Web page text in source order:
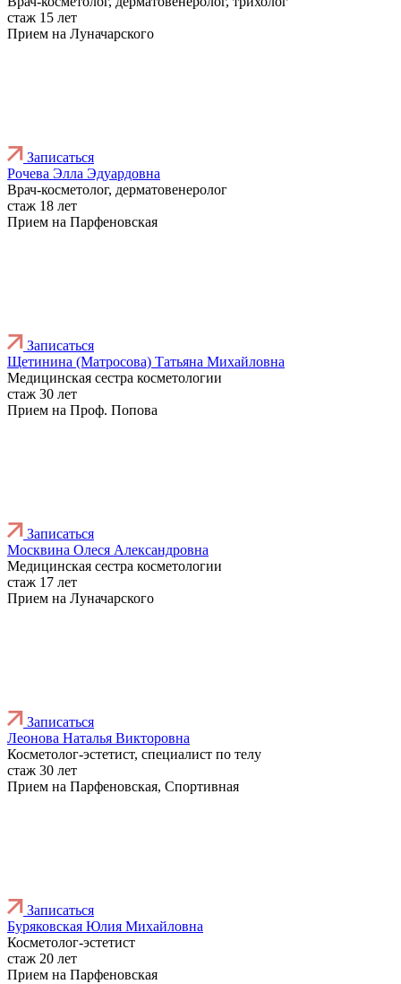
стаж 15 лет
Прием на Луначарского
Записаться
Рочева Элла Эдуардовна
Врач-косметолог, дерматовенеролог
стаж 18 лет
Прием на Парфеновская
Записаться
Щетинина (Матросова) Татьяна Михайловна
Медицинская сестра косметологии
стаж 30 лет
Прием на Проф. Попова
Записаться
Москвина Олеся Александровна
Медицинская сестра косметологии
стаж 17 лет
Прием на Луначарского
Записаться
Леонова Наталья Викторовна
Косметолог-эстетист, специалист по телу
стаж 30 лет
Прием на Парфеновская, Спортивная
Записаться
Буряковская Юлия Михайловна
Косметолог-эстетист
стаж 20 лет
Прием на Парфеновская